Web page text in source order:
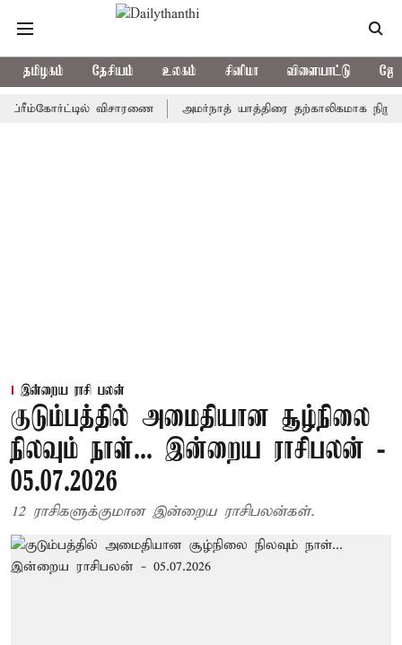
தமிழகம் தேசியம் உலகம் சினிமா விளையாட்டு
விசாரணை அமர்நாத் யாத்திரை தற்காலிகமாக நிறுத்தம்
இன்றைய ராசி பலன்
குடும்பத்தில் அமைதியான சூழ்நிலை
நிலவும் நாள்... இன்றைய ராசிபலன் -
05.07.2026
12 ராசிகளுக்குமான இன்றைய ராசிபலன்கள்.